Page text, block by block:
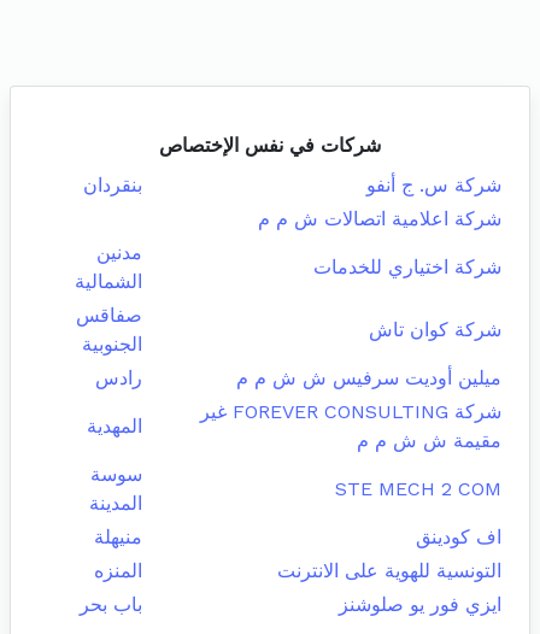
شركات في نفس الإختصاص
شركة س. ج أنفو
بنقردان
شركة اعلامية اتصالات ش م م
شركة اختياري للخدمات
مدنين
الشمالية
شركة كوان تاش
صفاقس
الجنوبية
ميلين أوديت سرفيس ش ش م م
رادس
شركة FOREVER CONSULTING غير
مقيمة ش ش م م
المهدية
STE MECH 2 COM
سوسة
المدينة
اف كودينق
منيهلة
التونسية للهوية على الانترنت
المنزه
ايزي فور يو صلوشنز
باب بحر